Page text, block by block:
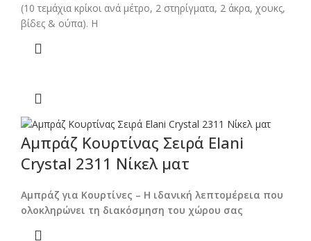
(10 τεμάχια κρίκοι ανά μέτρο, 2 στηρίγματα, 2 άκρα, χουκς,
βίδες & ούπα). Η
Αμπράζ Κουρτίνας Σειρά Elani
Crystal 2311 Νίκελ ματ
Αμπράζ για Κουρτίνες – Η ιδανική λεπτομέρεια που
ολοκληρώνει τη διακόσμηση του χώρου σας